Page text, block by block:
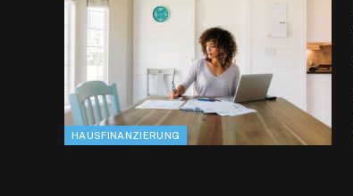
HAUSFINANZIERUNG